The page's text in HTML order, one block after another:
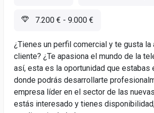
7.200 € - 9.000 €
¿Tienes un perfil comercial y te gusta la
cliente? ¿Te apasiona el mundo de la
así, esta es la oportunidad que estabas
donde podrás desarrollarte
empresa líder en el sector de las
estás interesado y tienes